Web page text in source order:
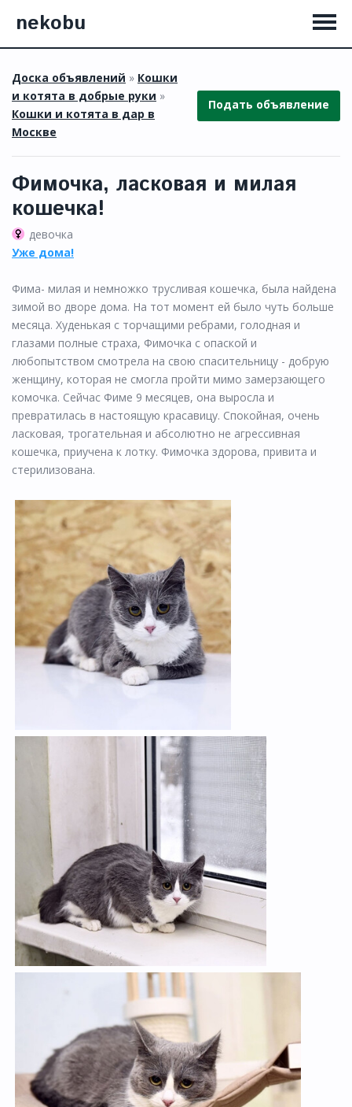
nekobu
Доска объявлений » Кошки
и котята в добрые руки »
Кошки и котята в дар в
Москве
Подать объявление
Фимочка, ласковая и милая
кошечка!
девочка
Уже дома!
Фима- милая и немножко трусливая кошечка, была найдена
зимой во дворе дома. На тот момент ей было чуть больше
месяца. Худенькая с торчащими ребрами, голодная и
глазами полные страха, Фимочка с опаской и
любопытством смотрела на свою спасительницу - добрую
женщину, которая не смогла пройти мимо замерзающего
комочка. Сейчас Фиме 9 месяцев, она выросла и
превратилась в настоящую красавицу. Спокойная, очень
ласковая, трогательная и абсолютно не агрессивная
кошечка, приучена к лотку. Фимочка здорова, привита и
стерилизована.